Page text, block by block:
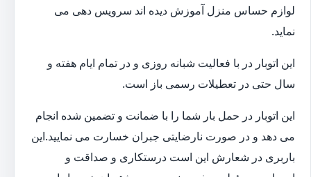
لوازم حساس منزل آموزش دیده اند سرویس دهی می
نماید.
این اتوبار در با فعالیت شبانه روزی و در تمام ایام هفته و
سال حتی در تعطیلات رسمی باز است.
این اتوبار در حمل بار شما را با ضمانت و تضمین شده انجام
می دهد و در صورت نارضایتی جبران خسارت می نمایید.این
باربری در شعارش این است درستکاری و صداقت و